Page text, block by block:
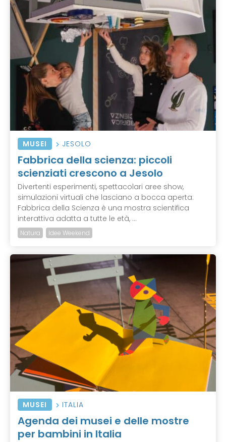
MUSEI JESOLO
Fabbrica della scienza: piccoli
scienziati crescono a Jesolo
Divertenti esperimenti, spettacolari aree show,
simulazioni virtuali che lasciano a bocca aperta:
Fabbrica della Scienza è una mostra scientifica
interattiva adatta a tutte le età, ...
Natura Idee Weekend
MUSEI ITALIA
Agenda dei musei e delle mostre
per bambini in Italia